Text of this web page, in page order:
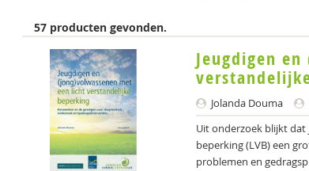
57 producten gevonden.
Jeugdigen
Jolanda Douma
Uit onderzoek blijkt dat
beperking (LVB) een
problemen en